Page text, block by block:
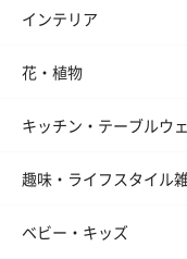
インテリア
花・植物
キッチン・テーブルウ
趣味・ライフスタイル
ベビー・キッズ